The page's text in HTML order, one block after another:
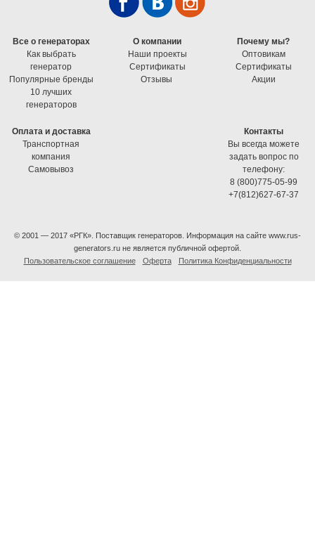
Все о генераторах
Как выбрать
генератор
Популярные бренды
10 лучших
генераторов
О компании
Наши проекты
Cертификаты
Отзывы
Почему мы?
Оптовикам
Cертификаты
Акции
Оплата и доставка
Транспортная
компания
Самовывоз
Контакты
Вы всегда можете
задать вопрос по
телефону:
8 (800)775-05-99
+7(812)627-67-37
© 2001 — 2017 «РГК». Поставщик генераторов. Информация на сайте www.rus-
generators.ru не является публичной офертой.
Пользовательское соглашение
Оферта Политика Конфиденциальности